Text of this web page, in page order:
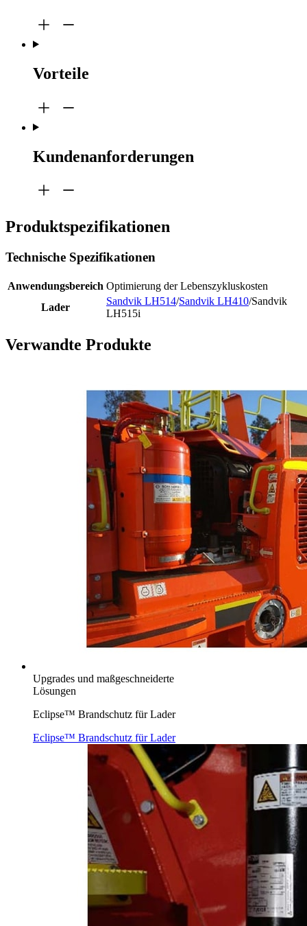
Vorteile
Kundenanforderungen
Produktspezifikationen
Technische Spezifikationen
Anwendungsbereich Optimierung der Lebenszykluskosten
Lader
Sandvik LH514/Sandvik LH410/Sandvik
LH515i
Verwandte Produkte
Upgrades und maßgeschneiderte
Lösungen
Eclipse™ Brandschutz für Lader
Eclipse™ Brandschutz für Lader